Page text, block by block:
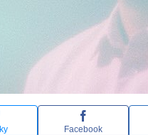
Facebook